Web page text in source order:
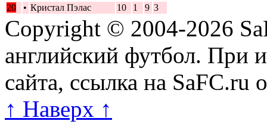
20
• Кристал Пэлас 10 1 9 3
Copyright © 2004-2026
английский футбол. При
сайта, ссылка на SaFC.ru
↑ Наверх ↑